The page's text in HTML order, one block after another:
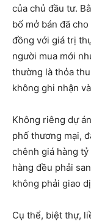
của chủ đầu tư.
bố mở bán đã
đồng với giá trị
người mua mới
thường là thỏa
không ghi nhận
Không riêng dự
phố thương mại,
chênh giá hàng
hàng đều phải
không phải giao
Cụ thể, biệt thự,